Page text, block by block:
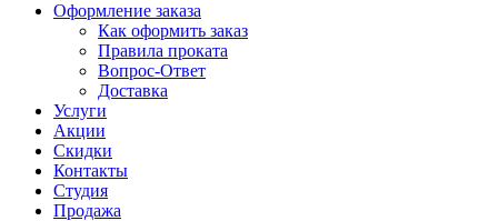
Оформление заказа
Как оформить заказ
Правила проката
Вопрос-Ответ
Доставка
Услуги
Акции
Скидки
Контакты
Студия
Продажа